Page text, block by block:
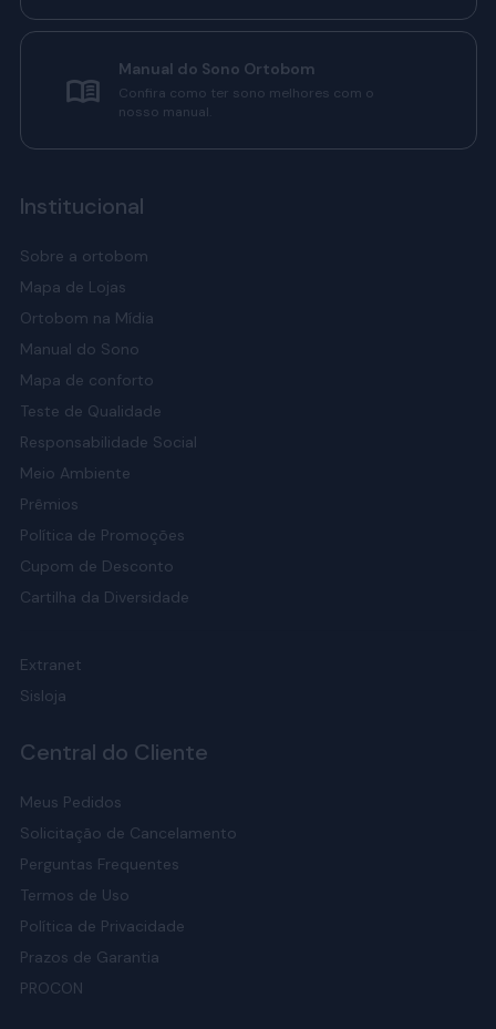
Manual do Sono Ortobom
Confira como ter sono melhores com o
nosso manual.
Institucional
Sobre a ortobom
Mapa de Lojas
Ortobom na Mídia
Manual do Sono
Mapa de conforto
Teste de Qualidade
Responsabilidade Social
Meio Ambiente
Prêmios
Política de Promoções
Cupom de Desconto
Cartilha da Diversidade
Extranet
Sisloja
Central do Cliente
Meus Pedidos
Solicitação de Cancelamento
Perguntas Frequentes
Termos de Uso
Política de Privacidade
Prazos de Garantia
PROCON